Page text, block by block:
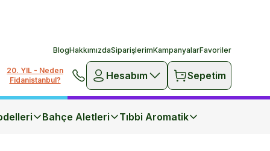
BlogHakkımızdaSiparişlerimKampanyalarFavoriler
20. YIL - Neden
Fidanistanbul?
Hesabım Sepetim
Bahçe Aletleri Tıbbi Aromatik